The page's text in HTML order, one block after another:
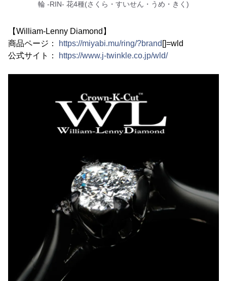
輪 -RIN- 花4種(さくら・すいせん・うめ・きく)
【William-Lenny Diamond】
商品ページ：
https://miyabi.mu/ring/?brand []=wld
公式サイト：
https://www.j-twinkle.co.jp/wld/